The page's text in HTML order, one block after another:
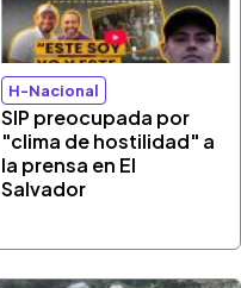
H-Nacional
SIP preocupada por
"clima de hostilidad" a
la prensa en El
Salvador